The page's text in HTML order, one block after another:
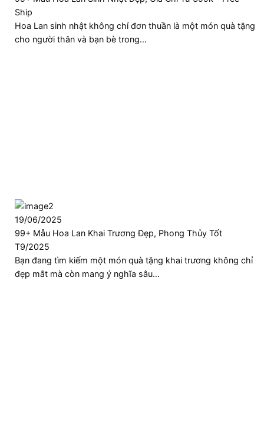
Ship
Hoa Lan sinh nhật không chỉ đơn thuần là một món quà tặng
cho người thân và bạn bè trong…
19/06/2025
99+ Mẫu Hoa Lan Khai Trương Đẹp, Phong Thủy Tốt
T9/2025
Bạn đang tìm kiếm một món quà tặng khai trương không chỉ
đẹp mắt mà còn mang ý nghĩa sâu…